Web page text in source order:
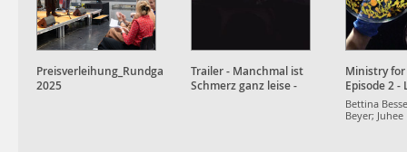
Preisverleihung_Rundgang
2025
Trailer - Manchmal ist
Schmerz ganz leise -
Ministry
Episode 2 -
Bettina
Beyer;